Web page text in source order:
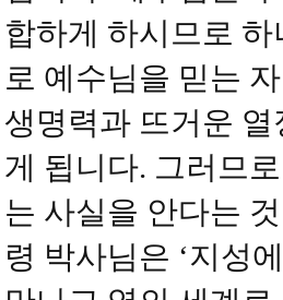
합하게 하시므로
로 예수님을 믿는
생명력과 뜨거운
게 됩니다. 그러므
는 사실을 안다는
령 박사님은 ‘지성